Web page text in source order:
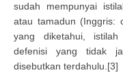
sudah mempunyai
atau tamadun (Inggris:
yang diketahui,
defenisi yang tidak
disebutkan terdahulu.[3]